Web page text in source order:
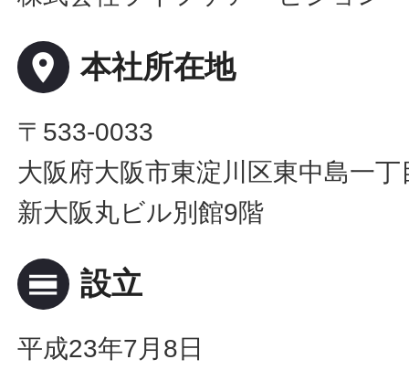
place 本社所在地
〒533-0033
大阪府大阪市東淀川区東中島一
新大阪丸ビル別館9階
calendar_view_day 設立
平成23年7月8日